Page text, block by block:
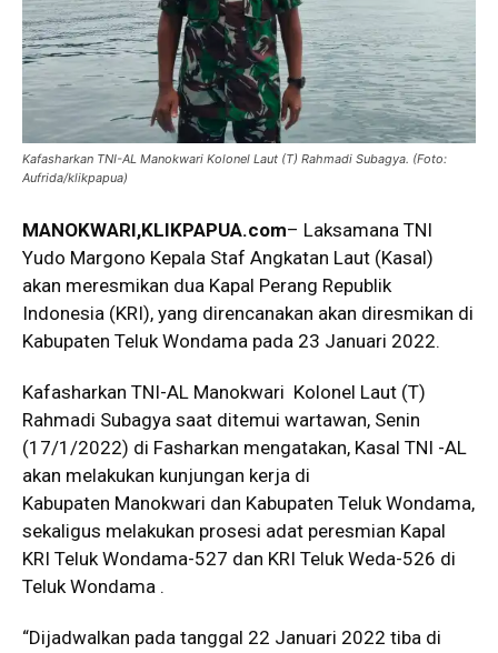
Kafasharkan TNI-AL Manokwari Kolonel Laut (T) Rahmadi Subagya. (Foto:
Aufrida/klikpapua)
MANOKWARI,KLIKPAPUA.com– Laksamana TNI
Yudo Margono Kepala Staf Angkatan Laut (Kasal)
akan meresmikan dua Kapal Perang Republik
Indonesia (KRI), yang direncanakan akan diresmikan di
Kabupaten Teluk Wondama pada 23 Januari 2022.
Kafasharkan TNI-AL Manokwari Kolonel Laut (T)
Rahmadi Subagya saat ditemui wartawan, Senin
(17/1/2022) di Fasharkan mengatakan, Kasal TNI -AL
akan melakukan kunjungan kerja di
Kabupaten Manokwari dan Kabupaten Teluk Wondama,
sekaligus melakukan prosesi adat peresmian Kapal
KRI Teluk Wondama-527 dan KRI Teluk Weda-526 di
Teluk Wondama .
“Dijadwalkan pada tanggal 22 Januari 2022 tiba di